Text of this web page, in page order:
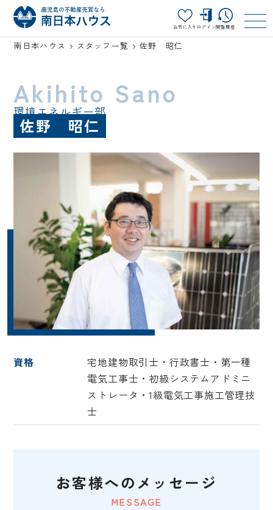
お気に入り ログイン閲覧履歴
南日本ハウス スタッフ一覧 佐野 昭仁
Akihito Sano
環境エネルギー部
佐野 昭仁
資格
宅地建物取引士・行政書士・第一種
電気工事士・初級システムアドミニ
ストレータ・1級電気工事施工管理技
士
MESSAGE
お客様へのメッセージ